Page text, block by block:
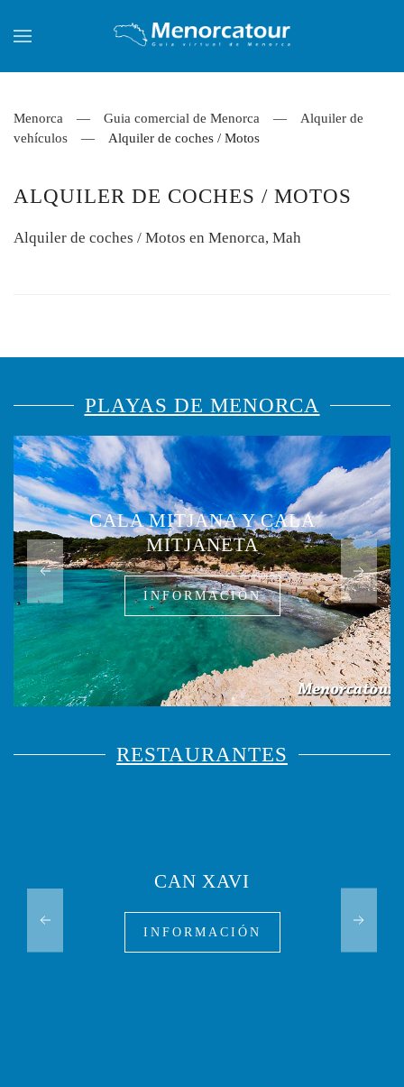
Skip to main content
Menorca Guia comercial de Menorca
Alquiler de
vehículos
Alquiler de coches / Motos
ALQUILER DE COCHES / MOTOS
Alquiler de coches / Motos en Menorca, Mah
PLAYAS DE MENORCA
CALA MITJANA Y CALA
MITJANETA
INFORMACIÓN
RESTAURANTES
CAN XAVI
INFORMACIÓN